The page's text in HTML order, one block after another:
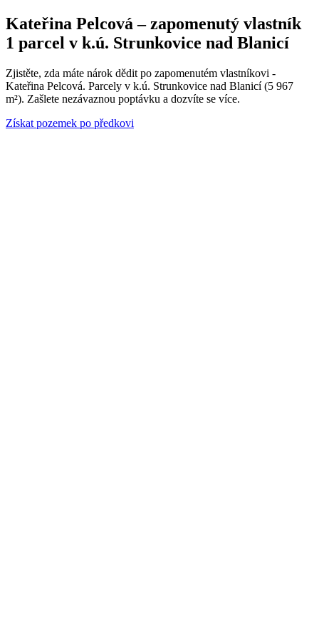
Kateřina Pelcová – zapomenutý vlastník
1 parcel v k.ú. Strunkovice nad Blanicí
Zjistěte, zda máte nárok dědit po zapomenutém vlastníkovi -
Kateřina Pelcová. Parcely v k.ú. Strunkovice nad Blanicí (5 967
m²). Zašlete nezávaznou poptávku a dozvíte se více.
Získat pozemek po předkovi